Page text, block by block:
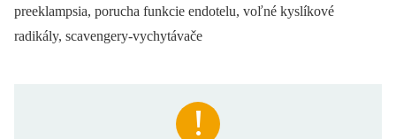
preeklampsia, porucha funkcie endotelu, voľné kyslíkové
radikály, scavengery-vychytávače